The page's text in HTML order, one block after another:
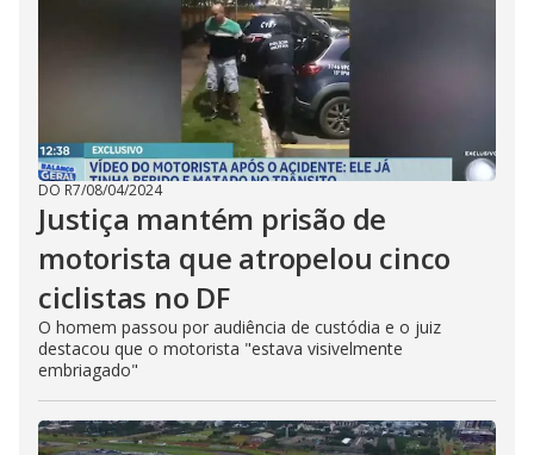
DO R7/08/04/2024
Justiça mantém prisão de
motorista que atropelou cinco
ciclistas no DF
O homem passou por audiência de custódia e o juiz
destacou que o motorista "estava visivelmente
embriagado"